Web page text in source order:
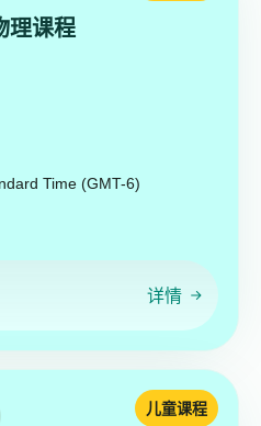
理课程
Time (GMT-6)
详情
儿童课程